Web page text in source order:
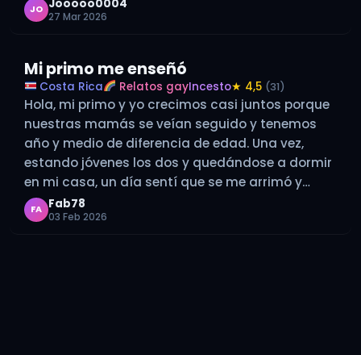
JO Jooooo0004
27 Mar 2026
Mi primo me enseñó
Costa Rica Relatos gayIncesto★ 4,5 (31)
Hola, mi primo y yo crecimos casi juntos porque
nuestras mamás se veían seguido y tenemos
año y medio de diferencia de edad. Una vez,
estando jóvenes los dos y quedándose a dormir
en mi casa, un día sentí que se me arrimó y
estaba duro. De repente empecé a…
FA Fab78
03 Feb 2026